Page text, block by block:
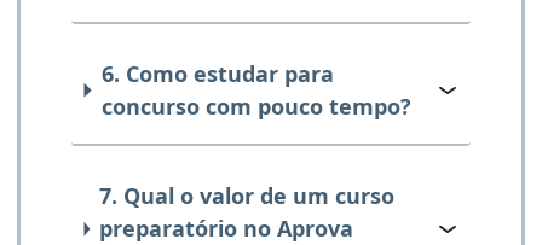
6. Como estudar para
concurso com pouco tempo?
7. Qual o valor de um curso
preparatório no Aprova